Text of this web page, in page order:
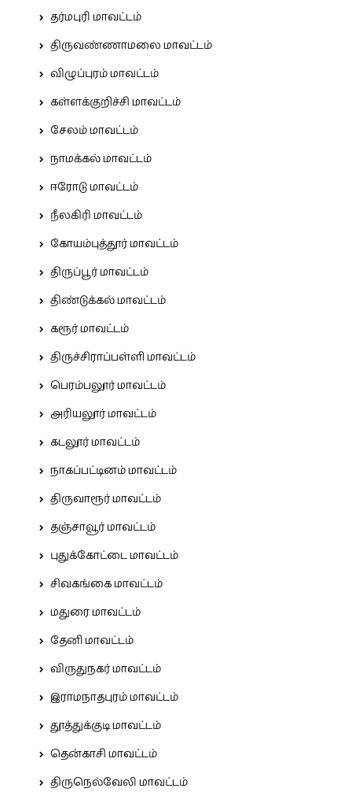
தர்மபுரி மாவட்டம்
திருவண்ணாமலை மாவட்டம்
விழுப்புரம் மாவட்டம்
கள்ளக்குறிச்சி மாவட்டம்
சேலம் மாவட்டம்
நாமக்கல் மாவட்டம்
ஈரோடு மாவட்டம்
நீலகிரி மாவட்டம்
கோயம்புத்தூர் மாவட்டம்
திருப்பூர் மாவட்டம்
திண்டுக்கல் மாவட்டம்
கரூர் மாவட்டம்
திருச்சிராப்பள்ளி மாவட்டம்
பெரம்பலூர் மாவட்டம்
அரியலூர் மாவட்டம்
கடலூர் மாவட்டம்
நாகப்பட்டினம் மாவட்டம்
திருவாரூர் மாவட்டம்
தஞ்சாவூர் மாவட்டம்
புதுக்கோட்டை மாவட்டம்
சிவகங்கை மாவட்டம்
மதுரை மாவட்டம்
தேனி மாவட்டம்
விருதுநகர் மாவட்டம்
இராமநாதபுரம் மாவட்டம்
தூத்துக்குடி மாவட்டம்
தென்காசி மாவட்டம்
திருநெல்வேலி மாவட்டம்